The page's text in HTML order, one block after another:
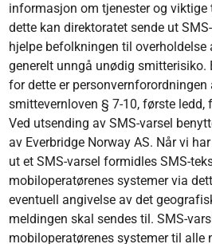
informasjon om tjenester og viktige
dette kan direktoratet sende ut
hjelpe befolkningen til overholdelse
generelt unngå unødig
for dette er personvernforordningen
smittevernloven § 7-10, første ledd,
Ved utsending av SMS-varsel
av Everbridge Norway AS. Når vi
ut et SMS-varsel formidles SMS-
mobiloperatørenes systemer via
eventuell angivelse av det
meldingen skal sendes til. SMS-
mobiloperatørenes systemer til alle